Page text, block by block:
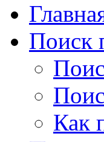
Поиск
Как